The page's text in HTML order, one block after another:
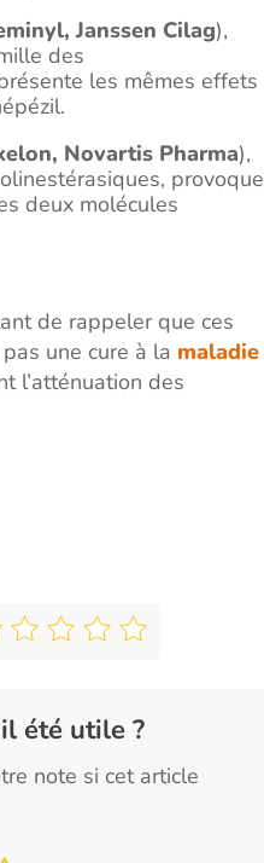
Janssen Cilag),
des
les mêmes effets
Novartis Pharma),
provoque
deux molécules
de rappeler que ces
une cure à la maladie
l’atténuation des
été utile ?
note si cet article